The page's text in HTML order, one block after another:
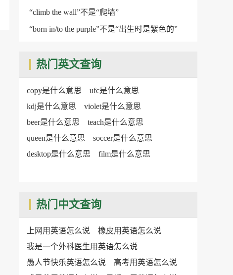
“climb the wall”不是“爬墙”
“born in/to the purple”不是“出生时是紫色的”
热门英文查询
copy是什么意思
ufc是什么意思
kdj是什么意思
violet是什么意思
beer是什么意思
teach是什么意思
queen是什么意思
soccer是什么意思
desktop是什么意思
film是什么意思
热门中文查询
上网用英语怎么说
橡皮用英语怎么说
我是一个外科医生用英语怎么说
愚人节快乐英语怎么说
高考用英语怎么说